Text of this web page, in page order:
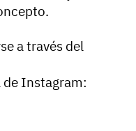
a través del
Instagram: